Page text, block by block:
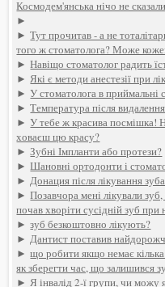
Космодем'янська нічо не
►
►Тут прочитав - а не
того ж стоматолога? Може
►Навіщо стоматолог радить
►Які є методи анестезії при
►У стоматолога в приймальні
►Температура після
►У тебе ж красива посмішка!
ховаєш цю красу?
►Зубні Імпланти або протези?
►Шановні ортодонти і
►Донация після лікування зуба
►Позавчора мені лікували
почав хворіти сусідній зуб при
►зуб безкоштовно лікують?
►Дантист поставив
►що робити якщо немає
як зберегти час, що залишився
►Я інвалід 2-ї групи, чи можу